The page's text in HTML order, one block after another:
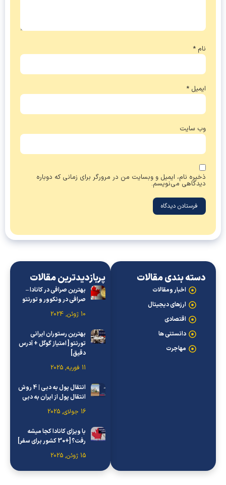
دسته بندی مقالات
اخبار ومقالات
ارزهای دیجیتال
اقتصادی
دانستنی ها
مهاجرت
پربازدیدترین مقالات
بهترین صرافی در کانادا –
صرافی در ونکوور و تورنتو
بهترین رستوران ایرانی
تورنتو [ امتیاز گوگل + آدرس
انتقال پول به دبی | 4 روش
انتقال پول از ایران به دبی
با ویزای کانادا کجا میشه
رفت؟ [+30 کشور برای سفر]
*
وب‌ سایت
ذخیره نام، ایمیل و وبسایت من در مرورگر برای زمانی که دوباره
دیدگاهی می‌نویسم.